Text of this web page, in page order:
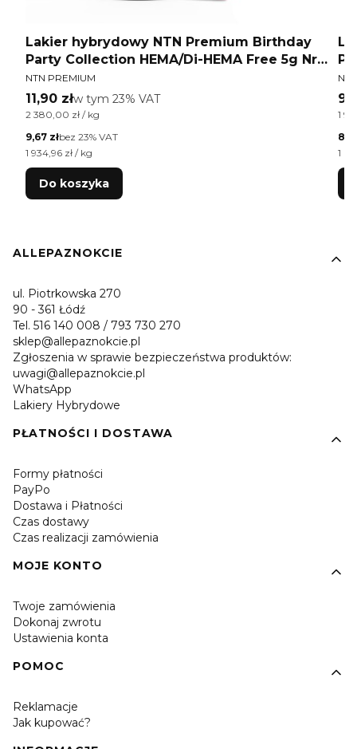
Lakier hybrydowy NTN Premium Birthday
Party Collection HEMA/Di-HEMA Free 5g Nr
47
PRODUCENT
NTN PREMIUM
Cena brutto
11,90 złw tym %s VAT
w tym 23% VAT
Cena jednostkowa brutto
2 380,00 zł / kg
Cena netto
9,67 złbez 23% VAT
Cena jednostkowa netto
1 934,96 zł / kg
Do koszyka
1
1
Linki w stopce
ALLEPAZNOKCIE
ul. Piotrkowska 270
90 - 361 Łódź
Tel. 516 140 008 / 793 730 270
sklep@allepaznokcie.pl
Zgłoszenia w sprawie bezpieczeństwa produktów:
uwagi@allepaznokcie.pl
WhatsApp
Lakiery Hybrydowe
PŁATNOŚCI I DOSTAWA
Formy płatności
PayPo
Dostawa i Płatności
Czas dostawy
Czas realizacji zamówienia
MOJE KONTO
Twoje zamówienia
Dokonaj zwrotu
Ustawienia konta
POMOC
Reklamacje
Jak kupować?